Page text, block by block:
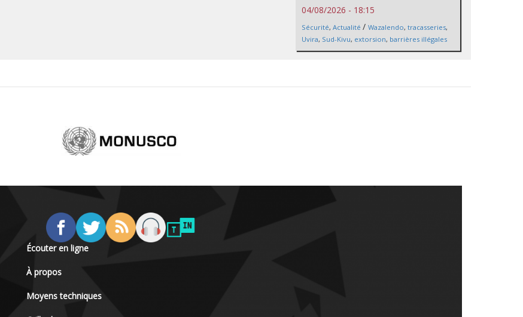
04/08/2026 - 18:15
Sécurité, Actualité / Wazalendo, tracasseries,
Uvira, Sud-Kivu, extorsion, barrières illégales
Écouter en ligne
À propos
Moyens techniques